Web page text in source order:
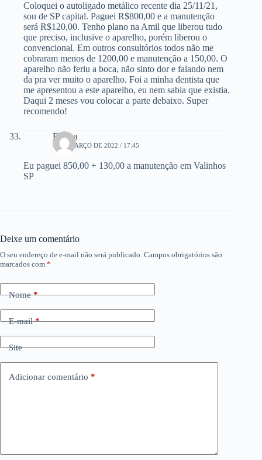
Coloquei o autoligado metálico recente dia 25/11/21,
sou de SP capital. Paguei R$800,00 e a manutenção
será R$120,00. Tenho plano na Amil que liberou tudo
que preciso, inclusive o aparelho, porém liberou o
convencional. Em outros consultórios todos não me
cobraram menos de 1200,00 e manutenção a 150,00. O
aparelho não feriu a boca, não sinto dor e falando nem
da pra ver muito o aparelho. Foi a minha dentista que
me apresentou a este aparelho, eu nem sabia que existia.
Daqui 2 meses vou colocar a parte debaixo. Super
recomendo!
Fátima
4 DE MARÇO DE 2022 / 17:45
Eu paguei 850,00 + 130,00 a manutenção em Valinhos
SP
Deixe um comentário
O seu endereço de e-mail não será publicado. Campos obrigatórios são
marcados com *
Nome*
E-mail*
Site
Adicionar comentário *